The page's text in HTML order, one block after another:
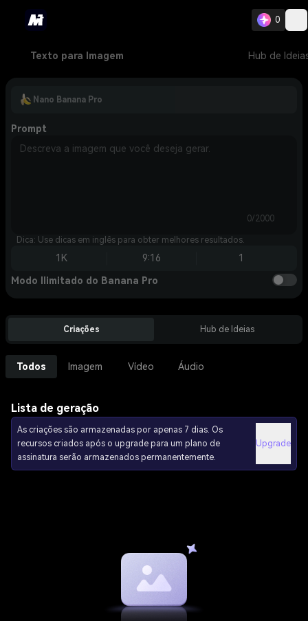
0
Texto para Imagem Hub de
Nano Banana Pro
Prompt
0/2000
Dica: Use dicas em inglês para obter melhores resultados.
1K 9:16 1
Modo Ilimitado do Banana Pro
Criações Hub de Ideias
Todos Imagem Vídeo Áudio
Lista de geração
As criações são armazenadas por apenas 7 dias. Os
recursos criados após o upgrade para um plano de
assinatura serão armazenados permanentemente.
Upgrade